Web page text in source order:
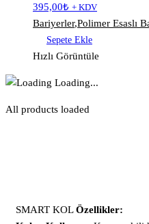
395,00₺ + KDV
Bariyerler,Polimer Esaslı
Sepete Ekle
Hızlı Görüntüle
Loading...
All products loaded
SMART KOLÖzellikler: